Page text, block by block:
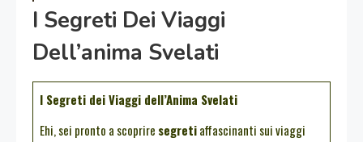
I Segreti Dei Viaggi
Dell’anima Svelati
I Segreti dei Viaggi dell’Anima Svelati
Ehi, sei pronto a scoprire segretiaffascinanti sui viaggi